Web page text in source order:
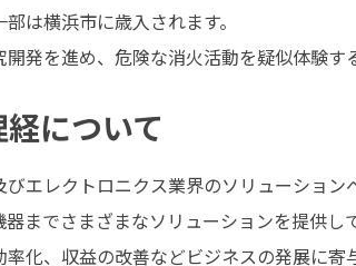
は横浜市に歳入されます。
発を進め、危険な消火活動を疑似体験す
について
エレクトロニクス業界のソリューショ
までさまざまなソリューションを提供
化、収益の改善などビジネスの発展に寄